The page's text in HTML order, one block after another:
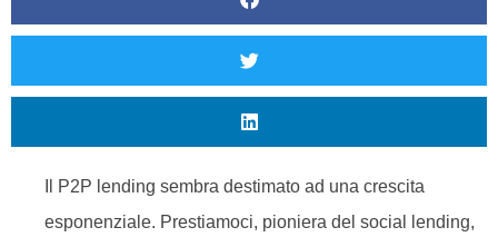
Il P2P lending sembra destimato ad una crescita
esponenziale. Prestiamoci, pioniera del social lending,